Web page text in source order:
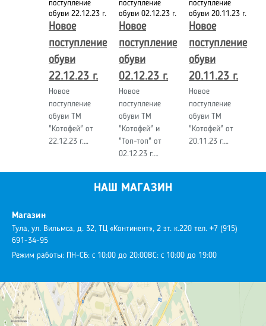
Новое
поступление
обуви
22.12.23 г.
Новое
поступление
обуви ТМ
"Котофей" от
22.12.23 г.…
Новое
поступление
обуви
02.12.23 г.
Новое
поступление
обуви ТМ
"Котофей" и
"Топ-топ" от
02.12.23 г.…
Новое
поступление
обуви
20.11.23 г.
Новое
поступление
обуви ТМ
"Котофей" от
20.11.23 г.…
НАШ МАГАЗИН
Магазин
Тула, ул. Вильмса, д. 32, ТЦ «Континент», 2 эт. к.220 тел. +7 (915)
691-34-95
Режим работы: ПН-СБ: с 10:00 до 20:00ВС: с 10:00 до 19:00